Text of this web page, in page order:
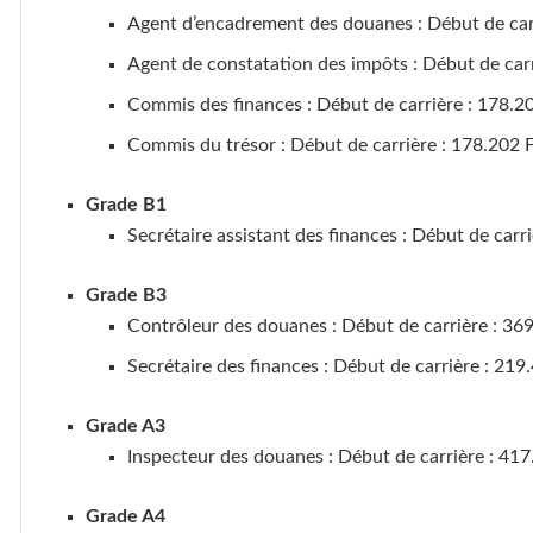
Agent d’encadrement des douanes : Début de
Agent de constatation des impôts : Début de
Commis des finances : Début de carrière :
Commis du trésor : Début de carrière : 178.202
Grade B1
Secrétaire assistant des finances : Début de
Grade B3
Contrôleur des douanes : Début de carrière :
Secrétaire des finances : Début de carrière :
Grade A3
Inspecteur des douanes : Début de carrière :
Grade A4